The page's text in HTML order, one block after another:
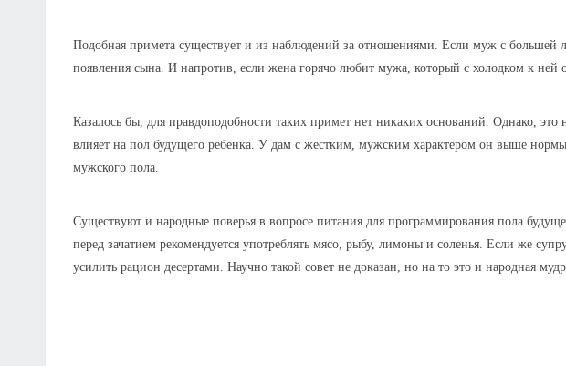
Подобная примета существует и из наблюдений за отношениями. Если муж с большей
появления сына. И напротив, если жена горячо любит мужа, который с холодком к ней
Казалось бы, для правдоподобности таких примет нет никаких оснований. Однако, это
влияет на пол будущего ребенка. У дам с жестким, мужским характером он выше
мужского пола.
Существуют и народные поверья в вопросе питания для программирования пола
перед зачатием рекомендуется употреблять мясо, рыбу, лимоны и соленья. Если же
усилить рацион десертами. Научно такой совет не доказан, но на то это и народная